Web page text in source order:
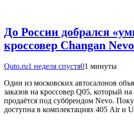
До России добрался
кроссовер Changan Nevo
Quto.ru1 неделя спустя01 минуты
Один из московских автосалонов
заказов на кроссовер Q05, который
продаётся под суббрендом Nevo.
доступна в комплектациях 405 Air и